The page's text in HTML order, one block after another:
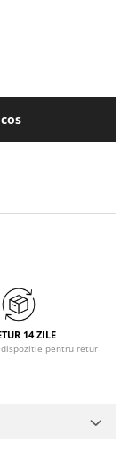
14 ZILE
pentru retur